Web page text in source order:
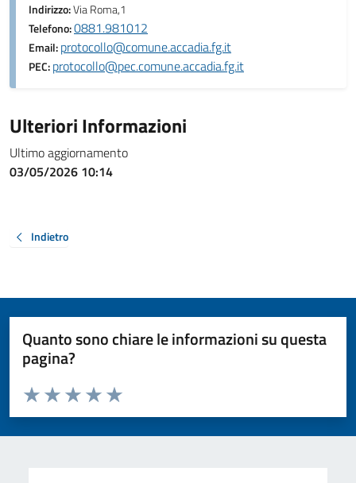
Indirizzo:Via Roma,1
Telefono:0881.981012
Email:protocollo@comune.accadia.fg.it
PEC:protocollo@pec.comune.accadia.fg.it
Ulteriori Informazioni
Ultimo aggiornamento
03/05/2026 10:14
Indietro
Quanto sono chiare le informazioni su questa
pagina?
Valuta da 1 a 5 stelle la pagina
Valuta 5 stelle su 5
Valuta 4 stelle su 5
Valuta 3 stelle su 5
Valuta 2 stelle su 5
Valuta 1 stelle su 5